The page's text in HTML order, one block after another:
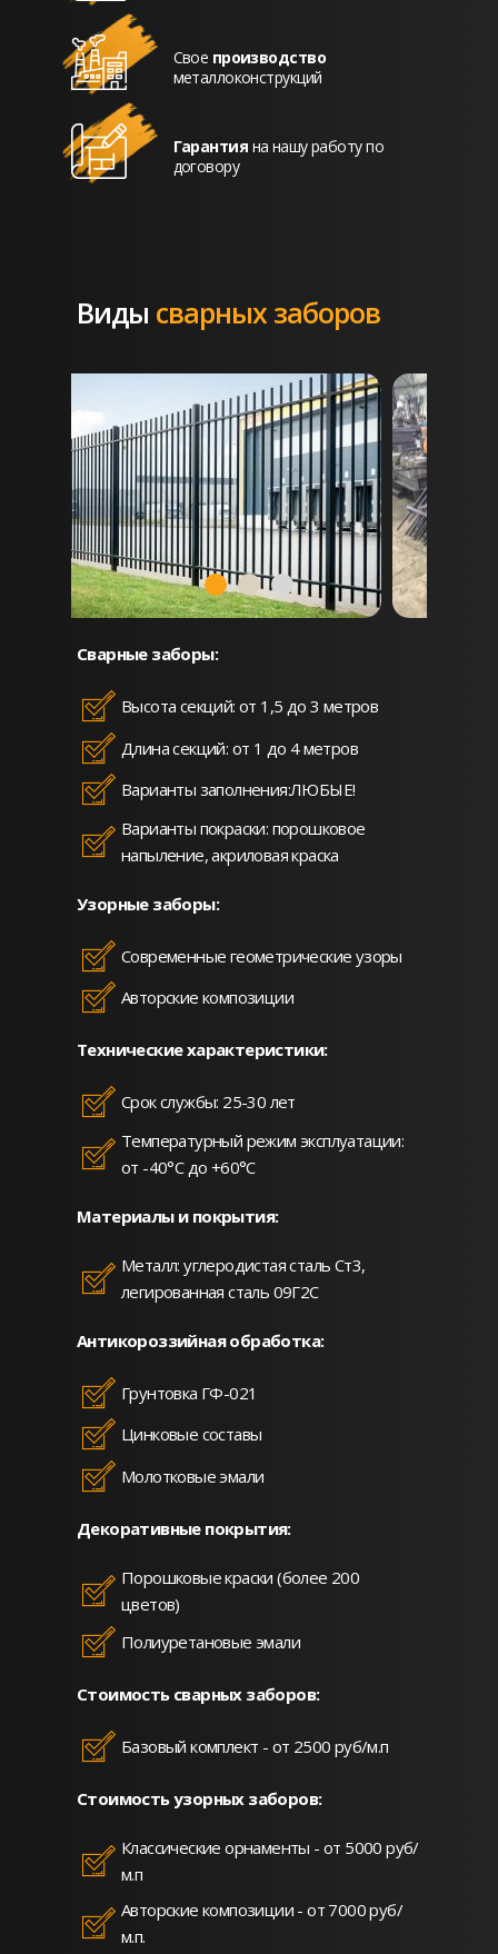
Свое производство
металлоконструкций
Гарантия на нашу работу по
договору
Виды сварных заборов
Сварные заборы:
Высота секций: от 1,5 до 3 метров
Длина секций: от 1 до 4 метров
Варианты заполнения:ЛЮБЫЕ!
Варианты покраски: порошковое
напыление, акриловая краска
Узорные заборы:
Современные геометрические узоры
Авторские композиции
Технические характеристики:
Срок службы: 25-30 лет
Температурный режим эксплуатации:
от -40°C до +60°C
Материалы и покрытия:
Металл: углеродистая сталь Ст3,
легированная сталь 09Г2С
Антикороззийная обработка:
Грунтовка ГФ-021
Цинковые составы
Молотковые эмали
Декоративные покрытия:
Порошковые краски (более 200
цветов)
Полиуретановые эмали
Стоимость сварных заборов:
Базовый комплект - от 2500 руб/м.п
Стоимость узорных заборов:
Классические орнаменты - от 5000 руб/
м.п
Авторские композиции - от 7000 руб/
м.п.